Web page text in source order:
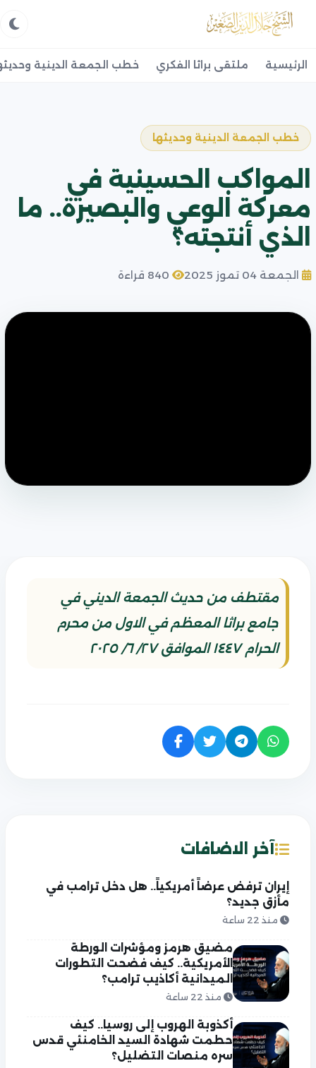
الرئيسية ملتقى براثا الفكري خطب الجمعة الدينية
خطب الجمعة الدينية وحديثها
المواكب الحسينية في
معركة الوعي والبصيرة.. ما
الذي أنتجته؟
الجمعة 04 تموز 2025
مقتطف من حديث الجمعة الديني في
جامع براثا المعظم في الاول من محرم
الحرام ١٤٤٧ الموافق ٢٧/ ٦/ ٢٠٢٥
آخر الاضافات
إيران ترفض عرضاً أمريكياً.. هل دخل ترامب في
مأزق جديد؟
منذ 22 ساعة
مضيق هرمز ومؤشرات الورطة
الأمريكية.. كيف فضحت التطورات
الميدانية أكاذيب ترامب؟
منذ 22 ساعة
أكذوبة الهروب إلى روسيا.. كيف
حطمت شهادة السيد الخامنئي قدس
سره منصات التضليل؟